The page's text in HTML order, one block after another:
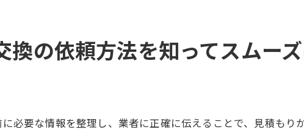
換の依頼方法を知ってスムーズ
必要な情報を整理し、業者に正確に伝えることで、見積も